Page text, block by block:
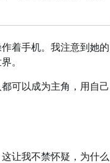
着手机。我注意到她的
。
可以成为主角，用自己
让我不禁怀疑，为什么